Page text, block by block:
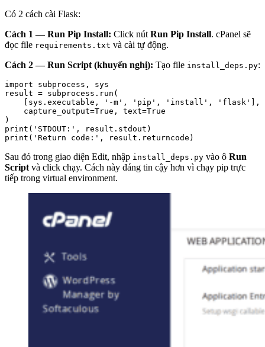
Có 2 cách cài Flask:
Cách 1 — Run Pip Install: Click nút Run Pip Install. cPanel sẽ
đọc file requirements.txt và cài tự động.
Cách 2 — Run Script (khuyến nghị): Tạo file install_deps.py:
import subprocess, sys
result = subprocess.run(
    [sys.executable, '-m', 'pip', 'install', 'flask'],
    capture_output=True, text=True
)
print('STDOUT:', result.stdout)
print('Return code:', result.returncode)
Sau đó trong giao diện Edit, nhập install_deps.py vào ô Run
Script và click chạy. Cách này đáng tin cậy hơn vì chạy pip trực
tiếp trong virtual environment.